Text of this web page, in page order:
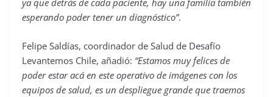
ya que detrás de cada paciente, hay una familia también
esperando poder tener un diagnóstico”.
Felipe Saldías, coordinador de Salud de Desafío
Levantemos Chile, añadió: “Estamos muy felices de
poder estar acá en este operativo de imágenes con los
equipos de salud, es un despliegue grande que traemos